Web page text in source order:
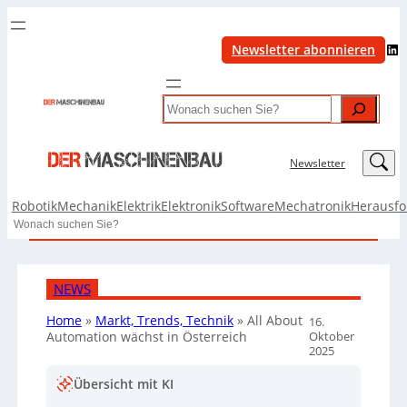
Newsletter abonnieren LinkedIn
Search
Newsletter LinkedIn
RobotikMechanikElektrikElektronikSoftwareMechatronik
Search
NEWS
Home» Markt, Trends, Technik» All About
Automation wächst in Österreich
16.
Oktober
2025
Übersicht mit KI